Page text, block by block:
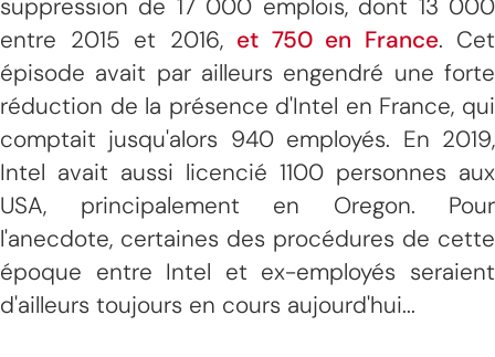
suppression de 17 000 emplois, dont 13 000
entre 2015 et 2016, et 750 en France. Cet
épisode avait par ailleurs engendré une forte
réduction de la présence d'Intel en France, qui
comptait jusqu'alors 940 employés. En 2019,
Intel avait aussi licencié 1100 personnes aux
USA, principalement en Oregon. Pour
l'anecdote, certaines des procédures de cette
époque entre Intel et ex-employés seraient
d'ailleurs toujours en cours aujourd'hui...